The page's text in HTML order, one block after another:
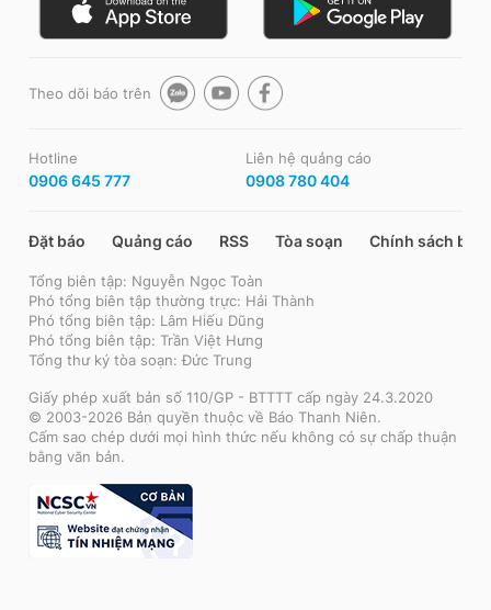
Theo dõi báo trên
Hotline
0906 645 777
Liên hệ quảng cáo
0908 780 404
Đặt báo Quảng cáo RSS Tòa soạn Chính sách bảo
Tổng biên tập: Nguyễn Ngọc Toàn
Phó tổng biên tập thường trực: Hải Thành
Phó tổng biên tập: Lâm Hiếu Dũng
Phó tổng biên tập: Trần Việt Hưng
Tổng thư ký tòa soạn: Đức Trung
Giấy phép xuất bản số 110/GP - BTTTT cấp ngày 24.3.2020
© 2003-2026 Bản quyền thuộc về Báo Thanh Niên.
Cấm sao chép dưới mọi hình thức nếu không có sự chấp thuận
bằng văn bản.